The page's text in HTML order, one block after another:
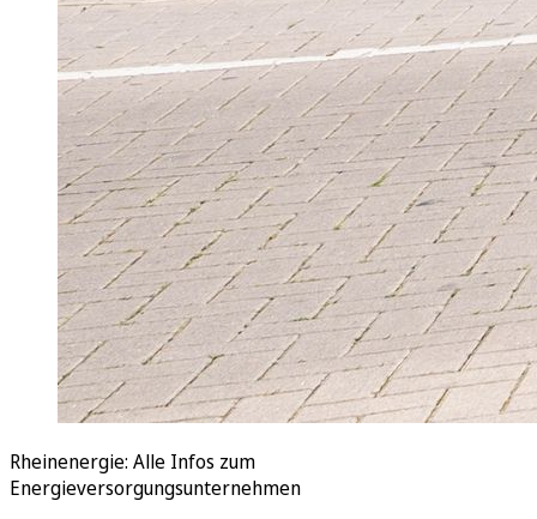
Rheinenergie: Alle Infos zum
Energieversorgungsunternehmen